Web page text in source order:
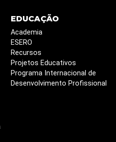
EDUCAÇÃO
Academia
ESERO
Recursos
Projetos Educativos
Programa Internacional de
Desenvolvimento Profissional